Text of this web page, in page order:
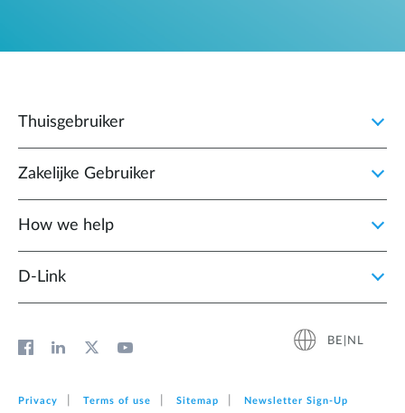
Thuisgebruiker
Zakelijke Gebruiker
How we help
D‑Link
BE|NL
Privacy Terms of use Sitemap Newsletter Sign‑Up